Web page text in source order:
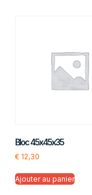
Bloc 45x45x35
€ 12,30
Ajouter au panier